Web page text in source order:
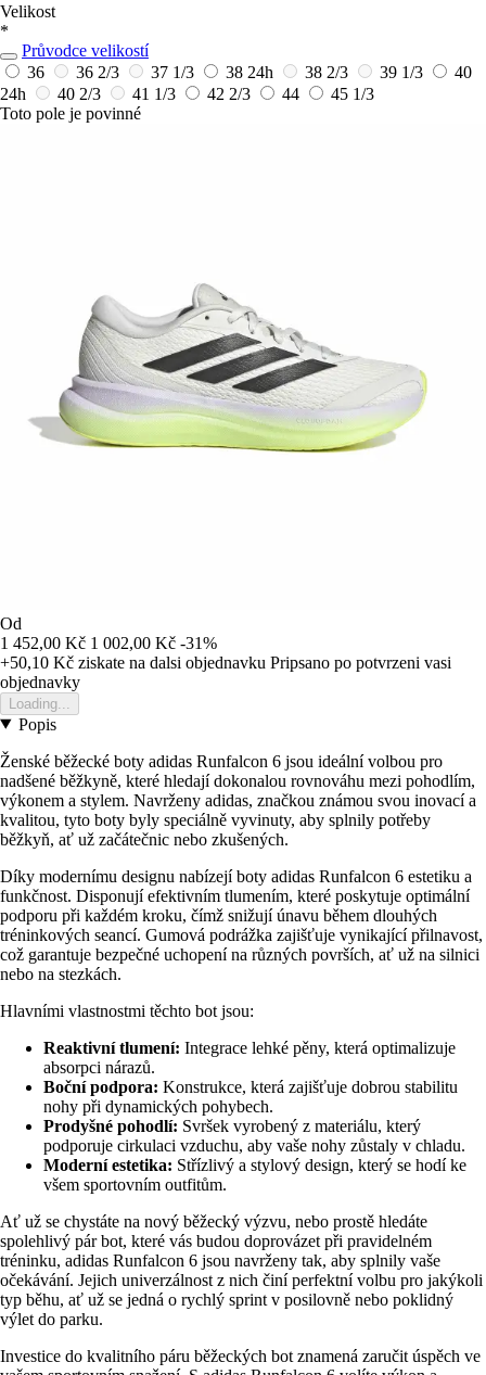
Velikost
*
Průvodce velikostí
36
36 2/3 37 1/3 38 24h 38 2/3 39 1/3
40
24h
40 2/3 41 1/3 42 2/3 44
45 1/3
Toto pole je povinné
Od
1 452,00 Kč 1 002,00 Kč -31%
+50,10 Kč ziskate na dalsi objednavku Pripsano po potvrzeni vasi
objednavky
Loading...
Popis
Ženské běžecké boty adidas Runfalcon 6 jsou ideální volbou pro
nadšené běžkyně, které hledají dokonalou rovnováhu mezi pohodlím,
výkonem a stylem. Navrženy adidas, značkou známou svou inovací a
kvalitou, tyto boty byly speciálně vyvinuty, aby splnily potřeby
běžkyň, ať už začátečnic nebo zkušených.
Díky modernímu designu nabízejí boty adidas Runfalcon 6 estetiku a
funkčnost. Disponují efektivním tlumením, které poskytuje optimální
podporu při každém kroku, čímž snižují únavu během dlouhých
tréninkových seancí. Gumová podrážka zajišťuje vynikající přilnavost,
což garantuje bezpečné uchopení na různých površích, ať už na silnici
nebo na stezkách.
Hlavními vlastnostmi těchto bot jsou:
Reaktivní tlumení: Integrace lehké pěny, která optimalizuje
absorpci nárazů.
Boční podpora: Konstrukce, která zajišťuje dobrou stabilitu
nohy při dynamických pohybech.
Prodyšné pohodlí: Svršek vyrobený z materiálu, který
podporuje cirkulaci vzduchu, aby vaše nohy zůstaly v chladu.
Moderní estetika: Střízlivý a stylový design, který se hodí ke
všem sportovním outfitům.
Ať už se chystáte na nový běžecký výzvu, nebo prostě hledáte
spolehlivý pár bot, které vás budou doprovázet při pravidelném
tréninku, adidas Runfalcon 6 jsou navrženy tak, aby splnily vaše
očekávání. Jejich univerzálnost z nich činí perfektní volbu pro jakýkoli
typ běhu, ať už se jedná o rychlý sprint v posilovně nebo poklidný
výlet do parku.
Investice do kvalitního páru běžeckých bot znamená zaručit úspěch ve